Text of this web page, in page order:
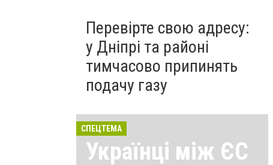
Перевірте свою адресу:
у Дніпрі та районі
тимчасово припинять
подачу газу
СПЕЦТЕМА
Українці між ЄС